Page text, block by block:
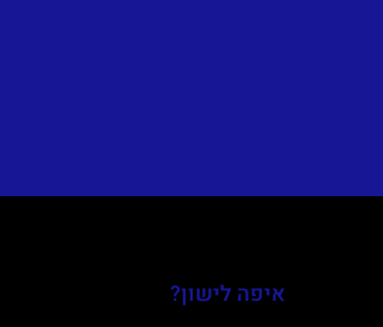
איפה לישון?